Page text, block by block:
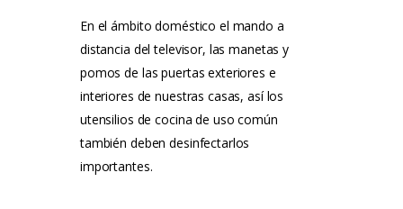
En el ámbito doméstico el mando a
distancia del televisor, las manetas y
pomos de las puertas exteriores e
interiores de nuestras casas, así los
utensilios de cocina de uso común
también deben desinfectarlos
importantes.